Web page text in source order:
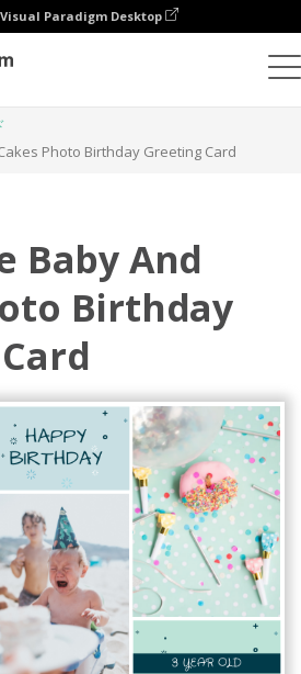
Visual Paradigm Desktop
Photo Birthday Greeting Card
Baby And
Birthday